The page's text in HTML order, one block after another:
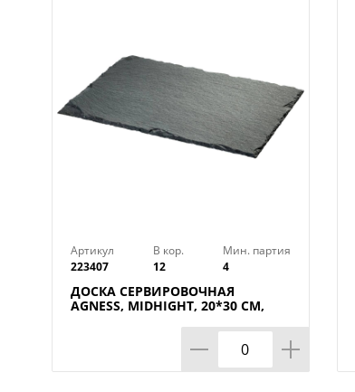
Артикул
223407
В кор.
12
Мин. партия
4
ДОСКА СЕРВИРОВОЧНАЯ
AGNESS, MIDHIGHT, 20*30 СМ,